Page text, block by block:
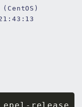
: 43 : 13